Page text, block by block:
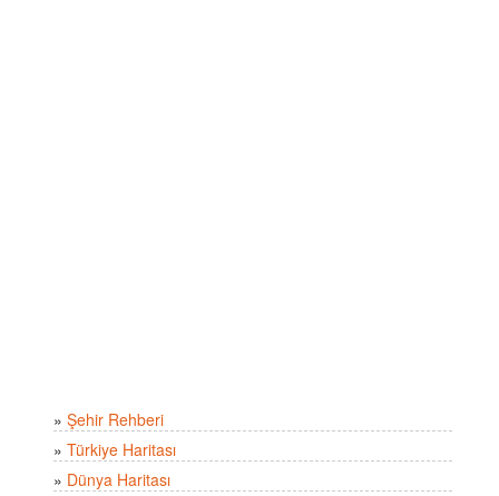
» Şehir Rehberi
» Türkiye Haritası
» Dünya Haritası